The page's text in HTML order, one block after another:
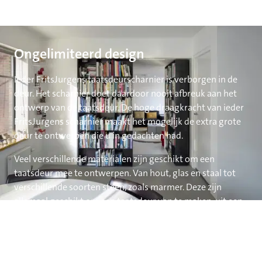
Ongelimiteerd design
Ieder FritsJurgens taatsdeurscharnier is verborgen in de
deur. Het scharnier doet daardoor nooit afbreuk aan het
ontwerp van de taatsdeur. De hoge draagkracht van ieder
FritsJurgens scharnier maakt het mogelijk de extra grote
deur te ontwerpen die u in gedachten had.
Veel verschillende materialen zijn geschikt om een
taatsdeur mee te ontwerpen. Van hout, glas en staal tot
verschillende soorten steen, zoals marmer. Deze zijn
allemaal geschikt om een taatsdeur van te maken, uit een